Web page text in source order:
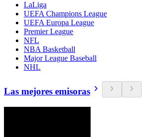
LaLiga
UEFA Champions League
UEFA Europa League
Premier League
NFL
NBA Basketball
Major League Baseball
NHL
Las mejores emisoras